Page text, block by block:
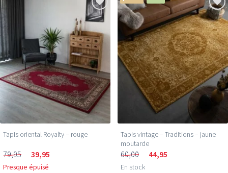
Tapis oriental Royalty – rouge
79,95 39,95
Presque épuisé
Tapis vintage – Traditions – jaune
moutarde
60,00 44,95
En stock